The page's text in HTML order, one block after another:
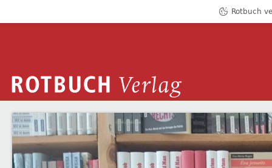
Rotbuch